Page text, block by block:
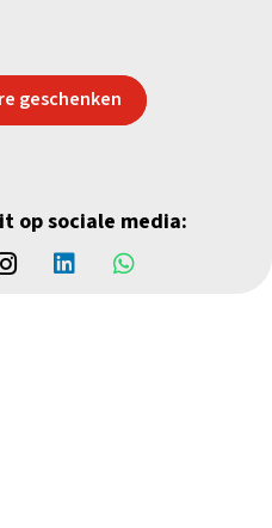
geschenken
op sociale media: